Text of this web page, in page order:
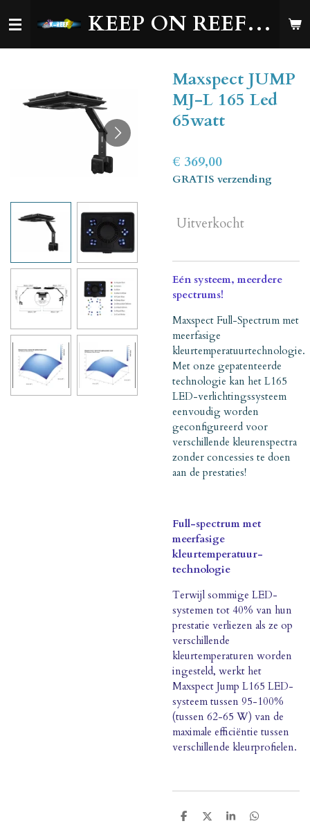
direct
KEEP ON REEFING!
Maxspect JUMP
MJ-L 165 Led
65watt
€ 369,00
GRATIS verzending
Uitverkocht
Eén systeem, meerdere
spectrums!
Maxspect Full-Spectrum met
meerfasige
kleurtemperatuurtechnologie.
Met onze gepatenteerde
technologie kan het L165
LED-verlichtingssysteem
eenvoudig worden
geconfigureerd voor
verschillende kleurenspectra
zonder concessies te doen
aan de prestaties!
Full-spectrum met
meerfasige
kleurtemperatuur-
technologie
Terwijl sommige LED-
systemen tot 40% van hun
prestatie verliezen als ze op
verschillende
kleurtemperaturen worden
ingesteld, werkt het
Maxspect Jump L165 LED-
systeem tussen 95-100%
(tussen 62-65 W) van de
maximale efficiëntie tussen
verschillende kleurprofielen.
D
D
S
D